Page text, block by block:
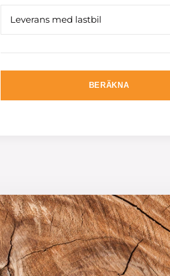
Leverans med lastbil
BERÄKNA